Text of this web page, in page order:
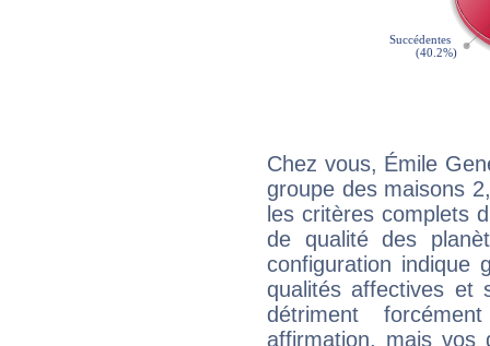
Chez vous, Émile
groupe des maisons
les critères complets
de qualité des
configuration indique
qualités affectives et
détriment
affirmation, mais